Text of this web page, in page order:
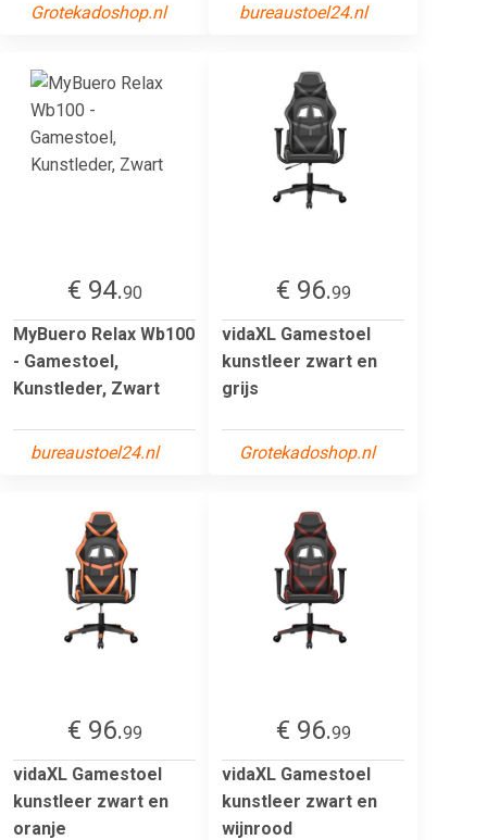
Grotekadoshop.nl
bureaustoel24.nl
€ 94.90
MyBuero Relax Wb100
- Gamestoel,
Kunstleder, Zwart
bureaustoel24.nl
€ 96.99
vidaXL Gamestoel
kunstleer zwart en
grijs
Grotekadoshop.nl
€ 96.99
vidaXL Gamestoel
kunstleer zwart en
oranje
€ 96.99
vidaXL Gamestoel
kunstleer zwart en
wijnrood